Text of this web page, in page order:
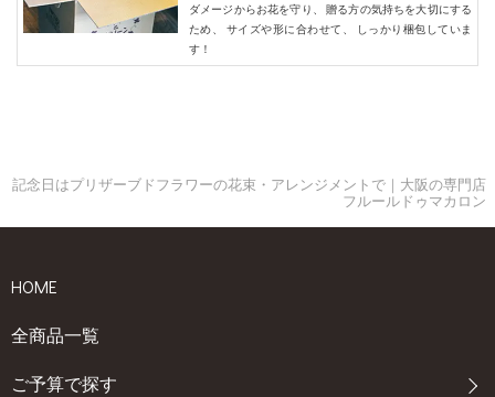
ダメージからお花を守り、
贈る方の気持ちを大切にする
ため、
サイズや形に合わせて、
しっかり梱包していま
す！
記念日はプリザーブドフラワーの花束・アレンジメントで｜大阪の専門店
フルールドゥマカロン
HOME
全商品一覧
ご予算で探す